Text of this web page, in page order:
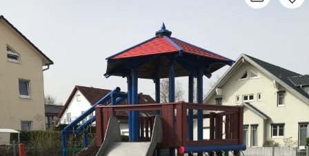
Eintragen
App
Blog
Partner